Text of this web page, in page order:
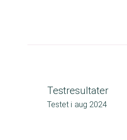
Testresultater
Testet i aug 2024